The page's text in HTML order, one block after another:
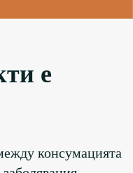
е
консумацията